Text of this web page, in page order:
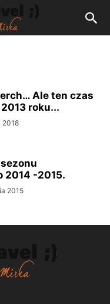
Ale ten czas
roku...
2018
2014 -2015.
2015